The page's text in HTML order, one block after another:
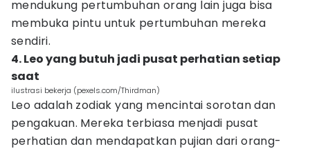
mendukung pertumbuhan orang lain juga bisa
membuka pintu untuk pertumbuhan mereka
sendiri.
4. Leo yang butuh jadi pusat perhatian setiap
saat
ilustrasi bekerja (pexels.com/Thirdman)
Leo adalah zodiak yang mencintai sorotan dan
pengakuan. Mereka terbiasa menjadi pusat
perhatian dan mendapatkan pujian dari orang-